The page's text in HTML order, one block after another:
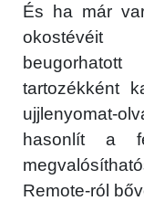
És ha már
okostévéit
tartozékként
ujjlenyomat-
hasonlít a
Remote-ról